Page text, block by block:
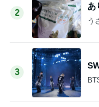
2
あ
う
3